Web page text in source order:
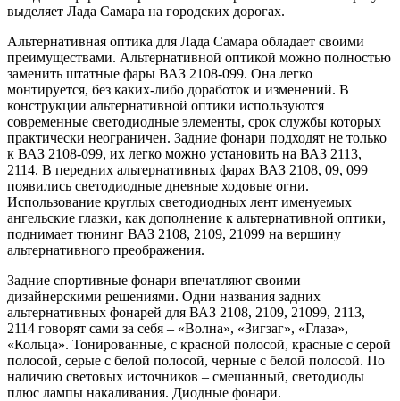
выделяет Лада Самара на городских дорогах.
Альтернативная оптика для Лада Самара обладает своими
преимуществами. Альтернативной оптикой можно полностью
заменить штатные фары ВАЗ 2108-099. Она легко
монтируется, без каких-либо доработок и изменений. В
конструкции альтернативной оптики используются
современные светодиодные элементы, срок службы которых
практически неограничен. Задние фонари подходят не только
к ВАЗ 2108-099, их легко можно установить на ВАЗ 2113,
2114. В передних альтернативных фарах ВАЗ 2108, 09, 099
появились светодиодные дневные ходовые огни.
Использование круглых светодиодных лент именуемых
ангельские глазки, как дополнение к альтернативной оптики,
поднимает тюнинг ВАЗ 2108, 2109, 21099 на вершину
альтернативного преображения.
Задние спортивные фонари впечатляют своими
дизайнерскими решениями. Одни названия задних
альтернативных фонарей для ВАЗ 2108, 2109, 21099, 2113,
2114 говорят сами за себя – «Волна», «Зигзаг», «Глаза»,
«Кольца». Тонированные, с красной полосой, красные с серой
полосой, серые с белой полосой, черные с белой полосой. По
наличию световых источников – смешанный, светодиоды
плюс лампы накаливания. Диодные фонари.